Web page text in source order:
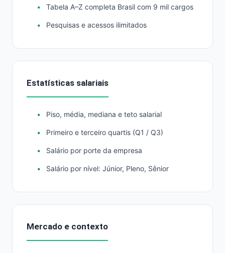
Tabela A–Z completa Brasil com 9 mil cargos
Pesquisas e acessos ilimitados
Estatísticas salariais
Piso, média, mediana e teto salarial
Primeiro e terceiro quartis (Q1 / Q3)
Salário por porte da empresa
Salário por nível: Júnior, Pleno, Sênior
Mercado e contexto